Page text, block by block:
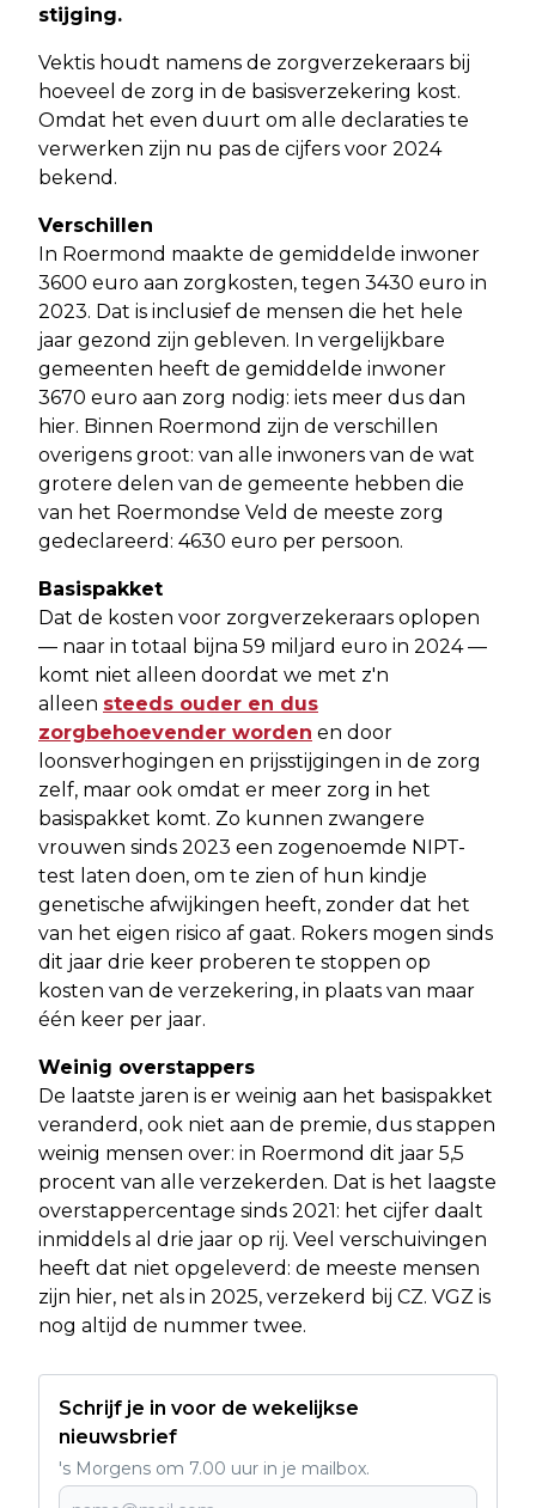
stijging.
Vektis houdt namens de zorgverzekeraars bij
hoeveel de zorg in de basisverzekering kost.
Omdat het even duurt om alle declaraties te
verwerken zijn nu pas de cijfers voor 2024
bekend.
Verschillen
In Roermond maakte de gemiddelde inwoner
3600 euro aan zorgkosten, tegen 3430 euro in
2023. Dat is inclusief de mensen die het hele
jaar gezond zijn gebleven. In vergelijkbare
gemeenten heeft de gemiddelde inwoner
3670 euro aan zorg nodig: iets meer dus dan
hier. Binnen Roermond zijn de verschillen
overigens groot: van alle inwoners van de wat
grotere delen van de gemeente hebben die
van het Roermondse Veld de meeste zorg
gedeclareerd: 4630 euro per persoon.
Basispakket
Dat de kosten voor zorgverzekeraars oplopen
— naar in totaal bijna 59 miljard euro in 2024 —
komt niet alleen doordat we met z'n
alleen steeds ouder en dus
zorgbehoevender worden en door
loonsverhogingen en prijsstijgingen in de zorg
zelf, maar ook omdat er meer zorg in het
basispakket komt. Zo kunnen zwangere
vrouwen sinds 2023 een zogenoemde NIPT-
test laten doen, om te zien of hun kindje
genetische afwijkingen heeft, zonder dat het
van het eigen risico af gaat. Rokers mogen sinds
dit jaar drie keer proberen te stoppen op
kosten van de verzekering, in plaats van maar
één keer per jaar.
Weinig overstappers
De laatste jaren is er weinig aan het basispakket
veranderd, ook niet aan de premie, dus stappen
weinig mensen over: in Roermond dit jaar 5,5
procent van alle verzekerden. Dat is het laagste
overstappercentage sinds 2021: het cijfer daalt
inmiddels al drie jaar op rij. Veel verschuivingen
heeft dat niet opgeleverd: de meeste mensen
zijn hier, net als in 2025, verzekerd bij CZ. VGZ is
nog altijd de nummer twee.
Schrijf je in voor de wekelijkse
nieuwsbrief
's Morgens om 7.00 uur in je mailbox.